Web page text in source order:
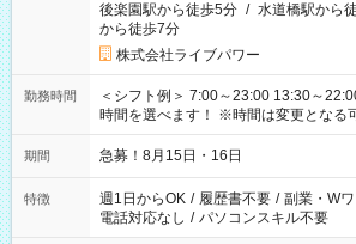
後楽園駅から徒歩5分 / 水道橋駅から
から徒歩7分
株式会社ライブパワー
勤務時間
＜シフト例＞ 7:00～23:00 13:30～22:00 上記の時間から好き
時間を選べます！ ※時間は変更となる
期間 急募！8月15日・16日
特徴 週1日からOK / 履歴書不要 / 副業・W
電話対応なし / パソコンスキル不要